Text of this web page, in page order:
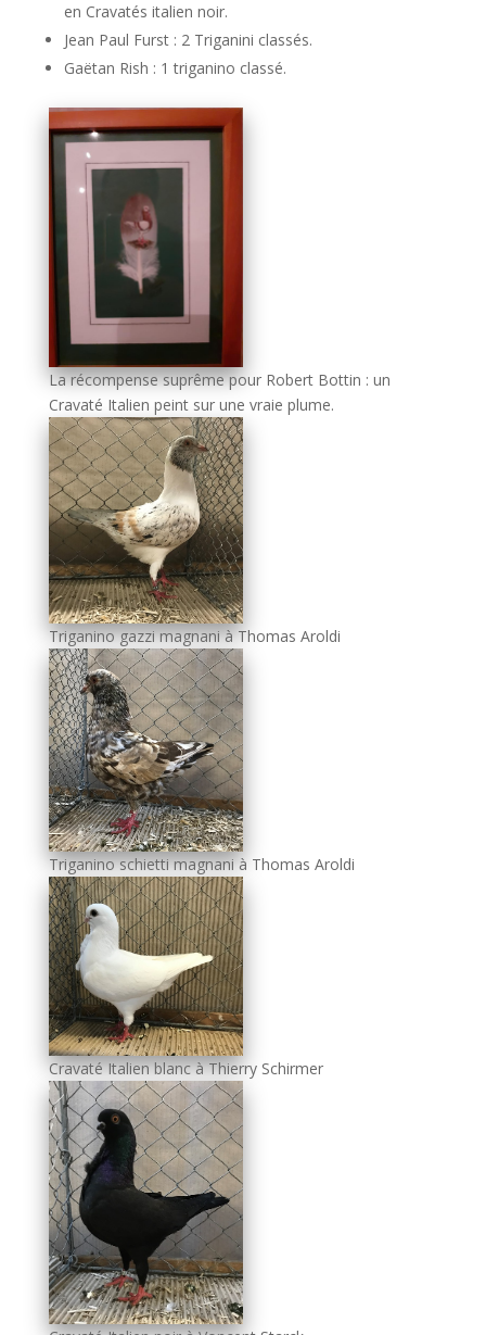
en Cravatés italien noir.
Jean Paul Furst : 2 Triganini classés.
Gaëtan Rish : 1 triganino classé.
La récompense suprême pour Robert Bottin : un
Cravaté Italien peint sur une vraie plume.
Triganino gazzi magnani à Thomas Aroldi
Triganino schietti magnani à Thomas Aroldi
Cravaté Italien blanc à Thierry Schirmer